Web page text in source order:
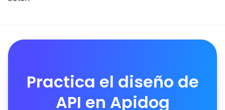
Practica el diseño de
API en Apidog